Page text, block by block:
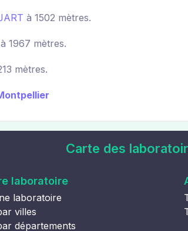
à 1502 mètres.
à 1967 mètres.
mètres.
Carte des
laboratoire
laboratoire
villes
départements